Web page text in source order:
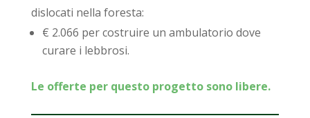
dislocati nella foresta:
€ 2.066 per costruire un ambulatorio dove
curare i lebbrosi.
Le offerte per questo progetto sono libere.